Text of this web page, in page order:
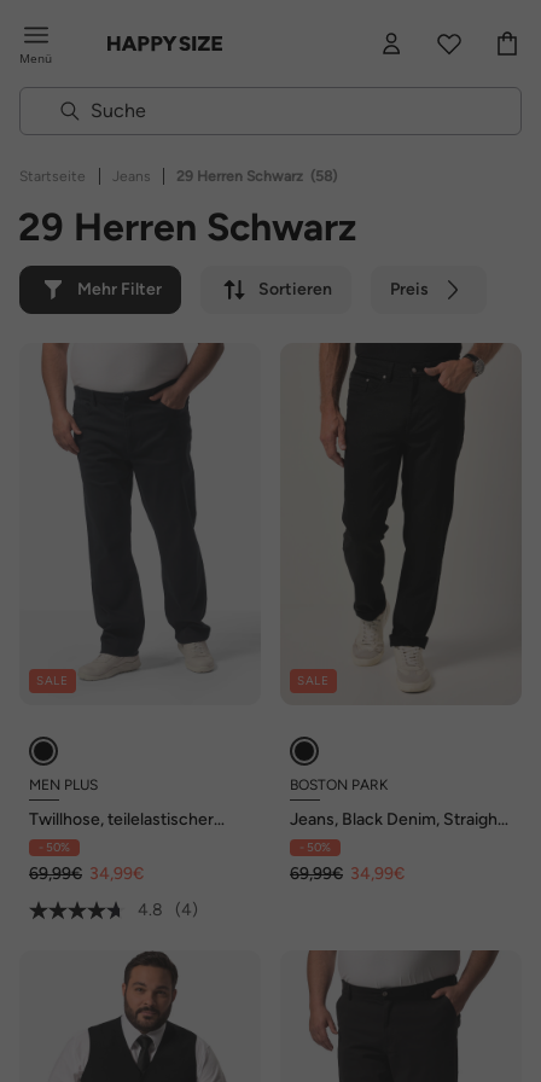
Menü
Startseite | Jeans | 29 Herren Schwarz (58)
29 Herren Schwarz
Mehr Filter Sortieren Preis
SALE
MEN PLUS
Twillhose, teilelastischer
Bund, bis 74/36
- 50%
69,99€ 34,99€
4.8
(4)
SALE
BOSTON PARK
Jeans, Black Denim, Straight
Fit, bis 36/72
- 50%
69,99€ 34,99€